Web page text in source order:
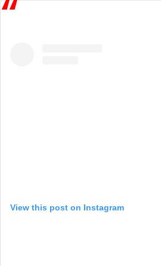
View this post on Instagram